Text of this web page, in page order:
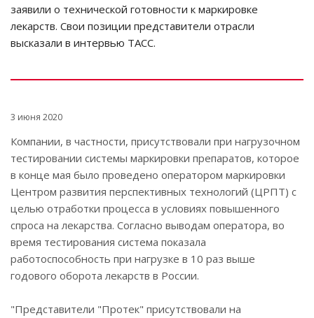
заявили о технической готовности к маркировке
лекарств. Свои позиции представители отрасли
высказали в интервью ТАСС.
3 июня 2020
Компании, в частности, присутствовали при нагрузочном
тестировании системы маркировки препаратов, которое
в конце мая было проведено оператором маркировки
Центром развития перспективных технологий (ЦРПТ) с
целью отработки процесса в условиях повышенного
спроса на лекарства. Согласно выводам оператора, во
время тестирования система показала
работоспособность при нагрузке в 10 раз выше
годового оборота лекарств в России.
"Представители "Протек" присутствовали на